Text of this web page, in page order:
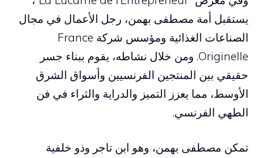
يستقبل أمة مصطفى بهمن، رجل الأعمال في مجال
الصناعات الغذائية ومؤسس شركة France
Originelle. ومن خلال نشاطه، يقوم ببناء جسر
حقيقي بين المنتجين الفرنسيين وأسواق الشرق
الأوسط، مما يعزز التميز والدراية والثراء في فن
الطهي الفرنسي.
تمكن مصطفى بهمن، وهو ابن تاجر وذو خلفية